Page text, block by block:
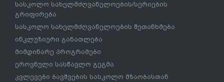
სასკოლო სახელმძღვანელოების/სერიების
გრიფირება
სასკოლო სახელმძღვანელოების შეთანხმება
ინკლუზიური განათლება
მიმდინარე პროგრამები
ეროვნული სასწავლო გეგმა
კვლევები ბავშვების სასკოლო მზაობასთან